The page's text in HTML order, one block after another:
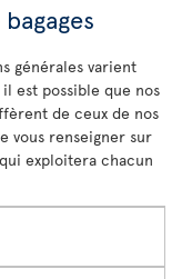
générales varient
est possible que nos
de ceux de nos
vous renseigner sur
exploitera chacun